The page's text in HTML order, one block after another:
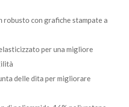
robusto con grafiche stampate a
per una migliore
delle dita per migliorare